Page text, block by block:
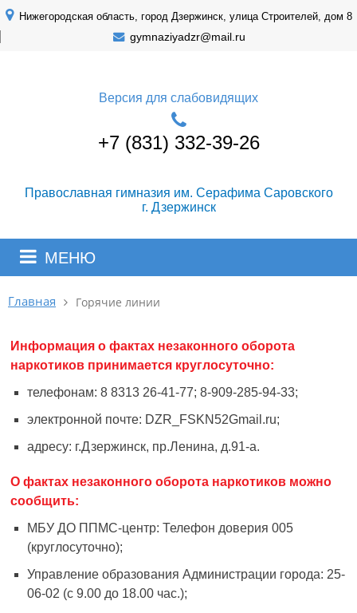
Нижегородская область, город Дзержинск, улица Строителей, дом 8
gymnaziyadzr@mail.ru
Версия для слабовидящих
+7 (831) 332-39-26
Православная гимназия им. Серафима Саровского
г. Дзержинск
МЕНЮ
Главная Горячие линии
Информация о фактах незаконного оборота
наркотиков принимается круглосуточно:
телефонам: 8 8313 26-41-77; 8-909-285-94-33;
электронной почте: DZR_FSKN52Gmail.ru;
адресу: г.Дзержинск, пр.Ленина, д.91-а.
О фактах незаконного оборота наркотиков можно
сообщить:
МБУ ДО ППМС-центр: Телефон доверия 005
(круглосуточно);
Управление образования Администрации города: 25-
06-02 (с 9.00 до 18.00 час.);